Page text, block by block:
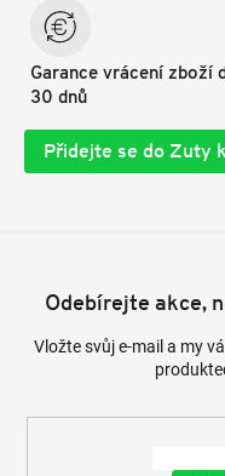
Garance vrácení zboží
30 dnů
Přidejte se do Zuty
Odebírejte akce,
Vložte svůj e-mail a my